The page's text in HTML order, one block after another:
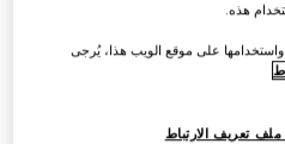
هذه.
على موقع الويب هذا، يُرجى
تعريف الارتباط